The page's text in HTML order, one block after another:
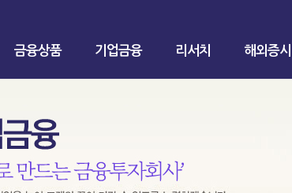
금융상품 기업금융 리서치 해외증시